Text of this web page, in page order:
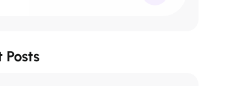
Posts